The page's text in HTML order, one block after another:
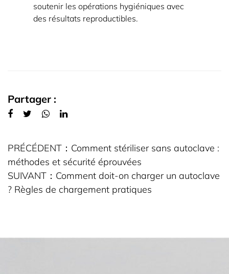
soutenir les opérations hygiéniques avec
des résultats reproductibles.
Partager :
PRÉCÉDENT： Comment stériliser sans autoclave :
méthodes et sécurité éprouvées
SUIVANT： Comment doit-on charger un autoclave
? Règles de chargement pratiques